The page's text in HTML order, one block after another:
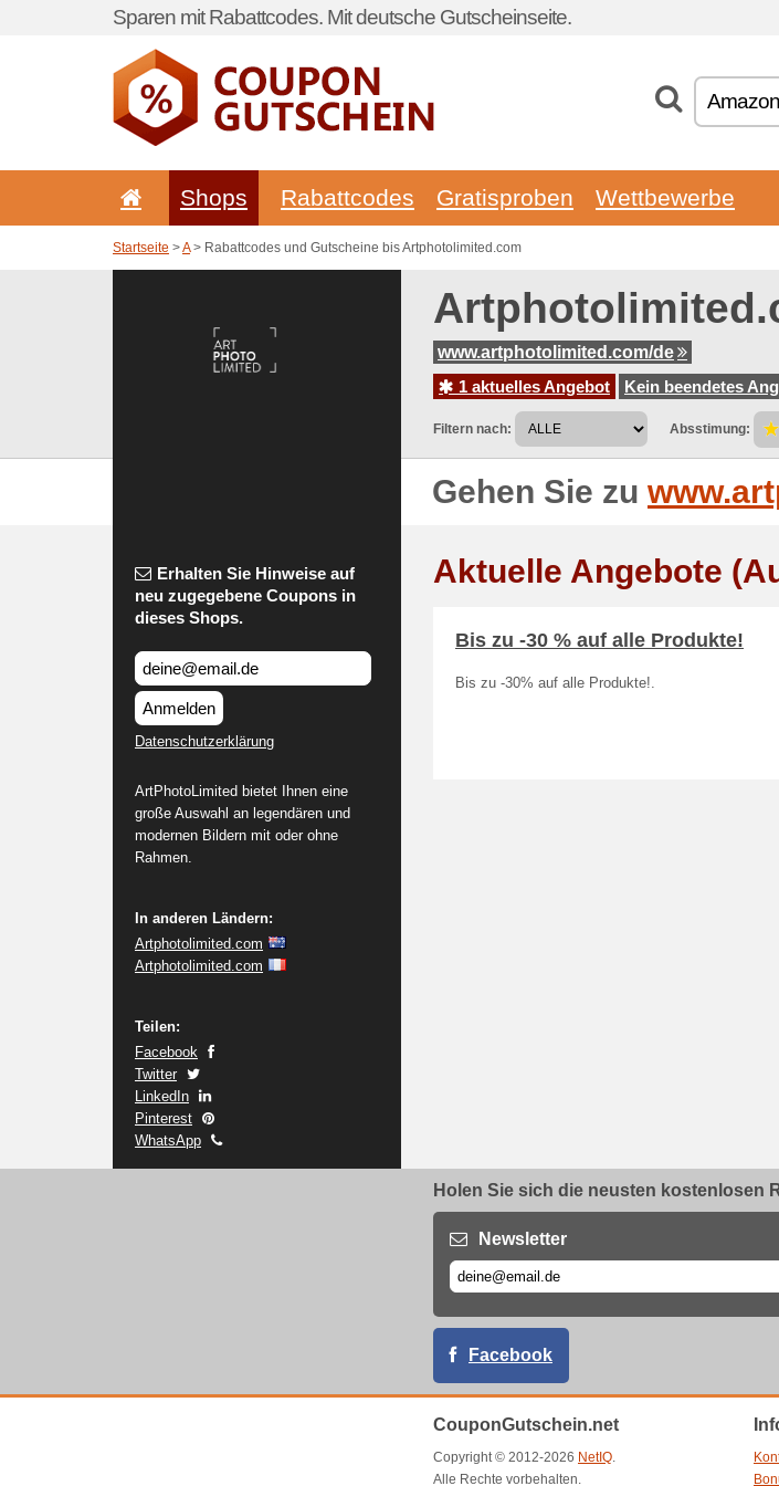
Sparen mit Rabattcodes. Mit deutsche Gutscheinseite.
Shops Rabattcodes Gratisproben Wettbewerbe
Startseite >A> Rabattcodes und Gutscheine bis Artphotolimited.com
www.artphotolimited.com/de
1 aktuelles Angebot
Kein beendetes
Filtern nach: Absstimung:
Gehen Sie zu
Erhalten Sie Hinweise auf
neu zugegebene Coupons in
dieses Shops.
Anmelden
Datenschutzerklärung
ArtPhotoLimited bietet Ihnen eine
große Auswahl an legendären und
modernen Bildern mit oder ohne
Rahmen.
In anderen Ländern:
Artphotolimited.com
Artphotolimited.com
Teilen:
Facebook
Twitter
LinkedIn
Pinterest
WhatsApp
Aktuelle Angebote
Bis zu -30 % auf alle Produkte!
Bis zu -30% auf alle Produkte!.
Holen Sie sich die neusten kostenlosen
Newsletter
Facebook
CouponGutschein.net
Copyright © 2012-2026 NetIQ.
Alle Rechte vorbehalten.